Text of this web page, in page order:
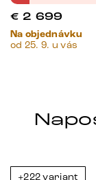
€ 2 699
Na objednávku
od 25. 9. u vás
+222 variant